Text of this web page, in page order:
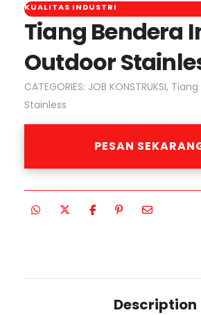
KUALITAS INDUSTRI
Tiang Bendera
Outdoor
CATEGORIES: JOB KONSTRUKSI, Tiang
Stainless
PESAN
Description